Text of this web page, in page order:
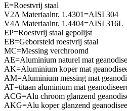
E=Roestvrij staal
V2A Materiaalnr. 1.4301=AISI 304
V4A Materiaalnr. 1.4404=AISI 316L
EP=Roestvrij staal gepolijst
EB=Geborsteld roestvrij staal
MC=Messing verchroomd
AE=Aluminium naturel mat
AK=Aluminium koper mat
AM=Aluminium messing mat
AT=titaan aluminium mat
ACG=Alu chroom glanzend
AKG=Alu koper glanzend